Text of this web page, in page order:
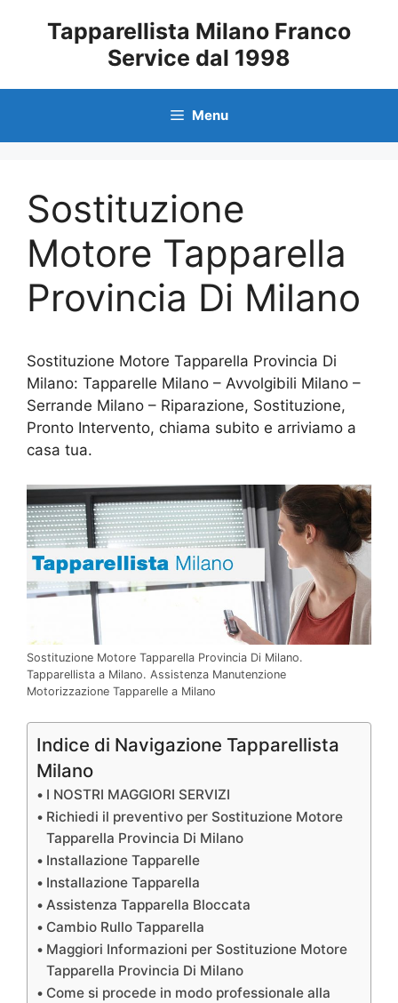
Tapparellista Milano Franco
Service dal 1998
Menu
Sostituzione
Motore Tapparella
Provincia Di Milano
Sostituzione Motore Tapparella Provincia Di
Milano: Tapparelle Milano – Avvolgibili Milano –
Serrande Milano – Riparazione, Sostituzione,
Pronto Intervento, chiama subito e arriviamo a
casa tua.
Sostituzione Motore Tapparella Provincia Di Milano.
Tapparellista a Milano. Assistenza Manutenzione
Motorizzazione Tapparelle a Milano
Indice di Navigazione Tapparellista
Milano
I NOSTRI MAGGIORI SERVIZI
Richiedi il preventivo per Sostituzione Motore
Tapparella Provincia Di Milano
Installazione Tapparelle
Installazione Tapparella
Assistenza Tapparella Bloccata
Cambio Rullo Tapparella
Maggiori Informazioni per Sostituzione Motore
Tapparella Provincia Di Milano
Come si procede in modo professionale alla